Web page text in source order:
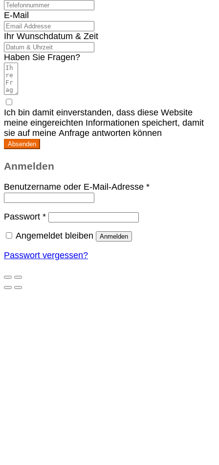
E-Mail
Ihr Wunschdatum & Zeit
Haben Sie Fragen?
Ich bin damit einverstanden, dass diese Website
meine eingereichten Informationen speichert, damit
sie auf meine Anfrage antworten können
Absenden
Anmelden
Benutzername oder E-Mail-Adresse *Erforderlich
Passwort *Erforderlich
Angemeldet bleiben Anmelden
Passwort vergessen?